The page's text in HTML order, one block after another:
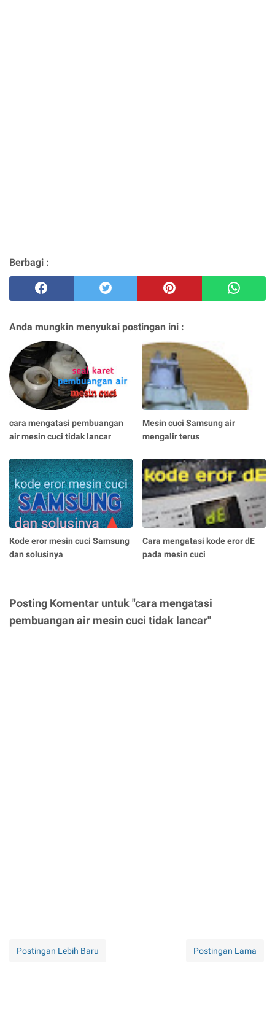
Berbagi :
Anda mungkin menyukai postingan ini :
cara mengatasi pembuangan
air mesin cuci tidak lancar
Mesin cuci Samsung air
mengalir terus
Kode eror mesin cuci Samsung
dan solusinya
Cara mengatasi kode eror dE
pada mesin cuci
Posting Komentar untuk "cara mengatasi
pembuangan air mesin cuci tidak lancar"
Postingan Lebih Baru Postingan Lama